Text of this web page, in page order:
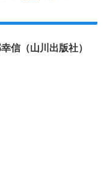
信（山川出版社）